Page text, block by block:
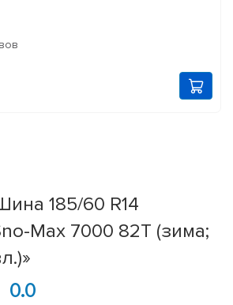
185/60 R14
Max 7000 82T (зима;
0.0